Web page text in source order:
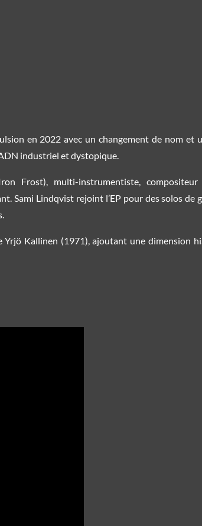
en 2022 avec un changement de nom et
industriel et dystopique.
Frost), multi-instrumentiste,
Sami Lindqvist rejoint l’EP pour des solos
Yrjö Kallinen (1971), ajoutant une dimension